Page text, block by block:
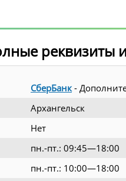
реквизиты
СберБанк -
Архангельск
Нет
пн.-пт.: 09:45—18:00
пн.-пт.: 10:00—18:00